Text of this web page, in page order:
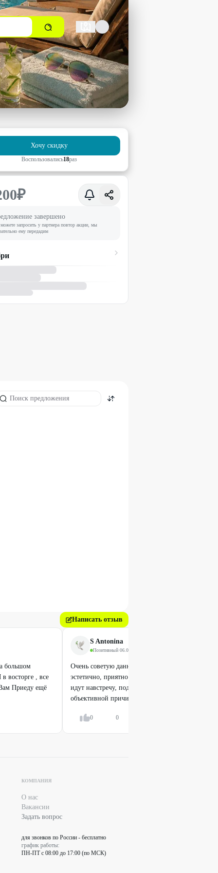
Хочу скидку
Воспользовались18раз
₽
завершено
запросить у партнера повтор акции, мы
ему передадим
Написать отзыв
большом
восторге , все
Приеду ещё
S Antonina
Позитивный·06.06.2025
Очень советую данную студию! В кабинете все
эстетично, приятно находиться.
идут навстречу, подбирают удобное время.
объективной причине, написала-...
0 0
КОМПАНИЯ
О нас
Вакансии
Задать вопрос
для звонков по России - бесплатно
график работы:
ПН-ПТ с 08:00 до 17:00 (по МСК)